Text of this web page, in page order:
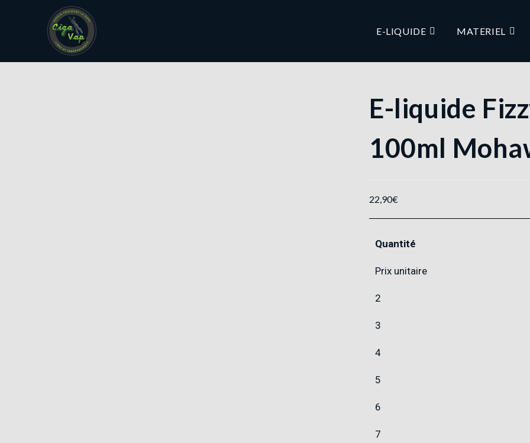
E-LIQUIDE MATERIEL
E-liquide
100ml
22,90€
Quantité
Prix unitaire
2
3
4
5
6
7